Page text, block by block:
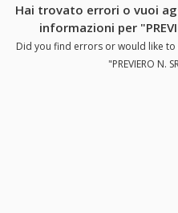
Hai trovato errori o vuoi
informazioni per
Did you find errors or would like
"PREVIERO N.